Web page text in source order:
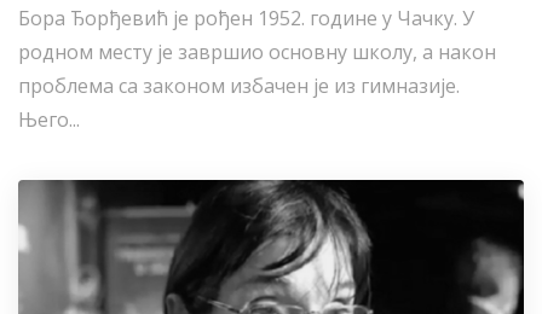
Бора Ђорђевић је рођен 1952. године у Чачку. У
родном месту је завршио основну школу, а након
проблема са законом избачен је из гимназије.
Њего...